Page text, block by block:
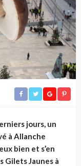
jours, un
à Allanche
bien et s’en
Gilets Jaunes à